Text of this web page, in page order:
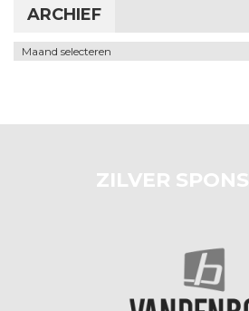
ARCHIEF
Archief
ZILVER